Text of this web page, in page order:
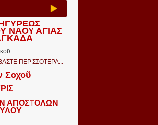
ΝΑΟΥ ΑΓΙΑΣ
ΠΕΡΙΣΣΟΤΕΡΑ...
Σοχοῦ
ΑΠΟΣΤΟΛΩΝ